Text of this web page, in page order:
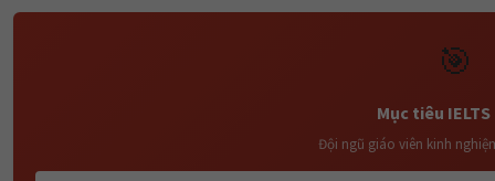
🎯
Mục tiêu IELTS
Đội ngũ giáo viên kinh